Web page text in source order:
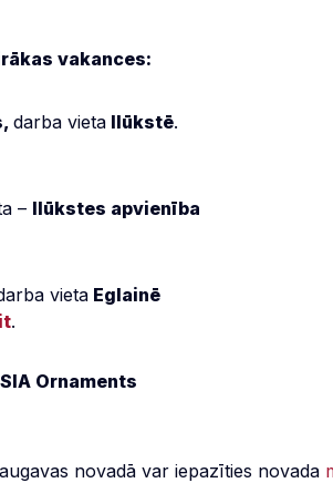
vakances:
darba vieta Ilūkstē.
– Ilūkstes apvienība
vieta Eglainē
.
Ornaments
novadā var iepazīties novada